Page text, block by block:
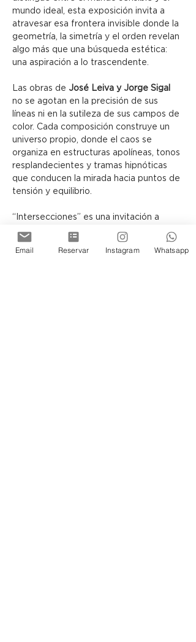
mundo ideal, esta exposición invita a
atravesar esa frontera invisible donde la
geometría, la simetría y el orden revelan
algo más que una búsqueda estética:
una aspiración a lo trascendente.
Las obras de José Leiva y Jorge Sigal
no se agotan en la precisión de sus
líneas ni en la sutileza de sus campos de
color. Cada composición construye un
universo propio, donde el caos se
organiza en estructuras apolíneas, tonos
resplandecientes y tramas hipnóticas
que conducen la mirada hacia puntos de
tensión y equilibrio.
“Intersecciones” es una invitación a
contemplar cómo, a través del lenguaje
abstracto, el lienzo puede
transformarse en una arquitectura
Email Reservar Instagram Whatsapp